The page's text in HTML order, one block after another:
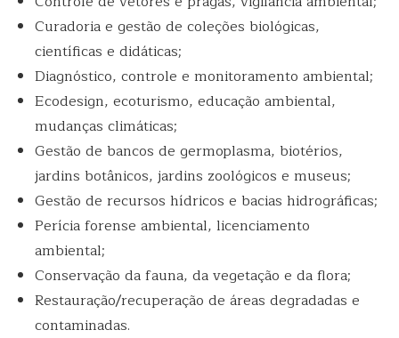
Curadoria e gestão de coleções biológicas,
científicas e didáticas;
Diagnóstico, controle e monitoramento ambiental;
Ecodesign, ecoturismo, educação ambiental,
mudanças climáticas;
Gestão de bancos de germoplasma, biotérios,
jardins botânicos, jardins zoológicos e museus;
Gestão de recursos hídricos e bacias hidrográficas;
Perícia forense ambiental, licenciamento
ambiental;
Conservação da fauna, da vegetação e da flora;
Restauração/recuperação de áreas degradadas e
contaminadas.